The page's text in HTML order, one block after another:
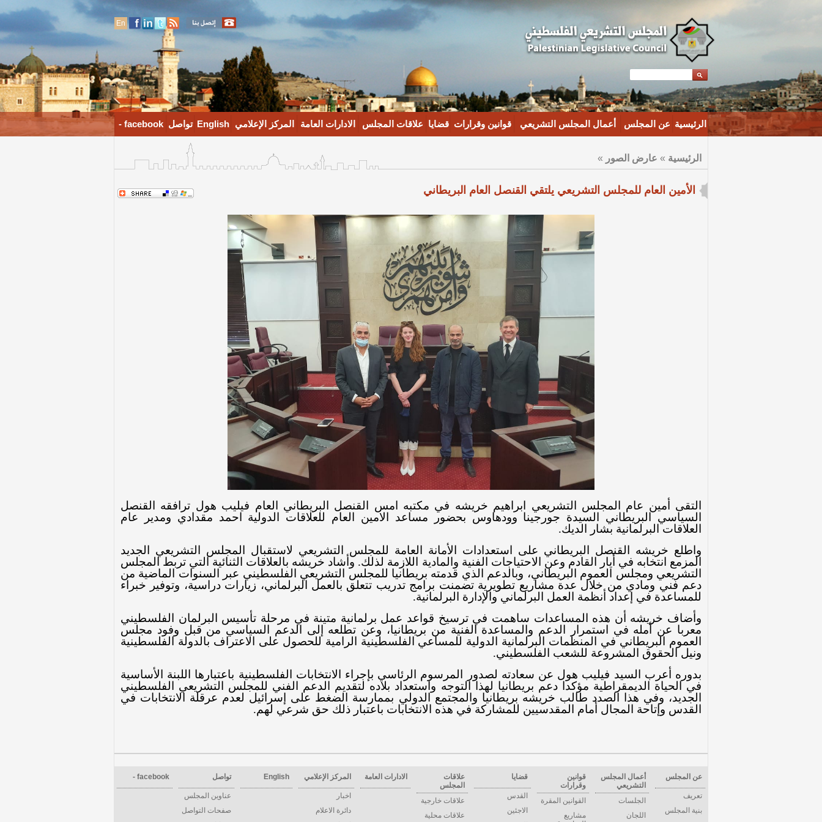
En
الرئيسية عن المجلس أعمال المجلس التشريعي قوانين وقرارات قضايا علاقات المجلس الادارات العامة المركز الإعلامي English تواصل facebook -
الرئيسية » عارض الصور »
الأمين العام للمجلس التشريعي يلتقي القنصل العام البريطاني
التقى أمين عام المجلس التشريعي ابراهيم خريشه في مكتبه امس القنصل البريطاني العام فيليب هول ترافقه القنصل
السياسي البريطاني السيدة جورجينا وودهاوس بحضور مساعد الامين العام للعلاقات الدولية احمد مقدادي ومدير عام
العلاقات البرلمانية بشار الديك.
واطلع خريشه القنصل البريطاني على استعدادات الأمانة العامة للمجلس التشريعي لاستقبال المجلس التشريعي الجديد
المزمع انتخابه في أيار القادم وعن الاحتياجات الفنية والمادية اللازمة لذلك. وأشاد خريشه بالعلاقات
الثنائية التي تربط
المجلس
التشريعي ومجلس العموم البريطاني، وبالدعم الذي قدمته بريطانيا للمجلس التشريعي الفلسطيني عبر السنوات الماضية من
دعم فني ومادي من خلال عدة مشاريع تطويرية تضمنت برامج تدريب تتعلق بالعمل البرلماني، زيارات دراسية، وتوفير خبراء
للمساعدة في إعداد أنظمة العمل البرلماني والإدارة البرلمانية.
وأضاف خريشه أن هذه المساعدات ساهمت في ترسيخ قواعد عمل برلمانية متينة في مرحلة تأسيس البرلمان الفلسطيني
معربا عن أمله في استمرار الدعم والمساعدة الفنية من بريطانيا، وعن تطلعه إلى الدعم السياسي من قبل وفود مجلس
العموم البريطاني في المنظمات البرلمانية الدولية للمساعي الفلسطينية الرامية للحصول على الاعتراف بالدولة الفلسطينية
ونيل الحقوق المشروعة للشعب الفلسطيني.
بدوره أعرب السيد فيليب هول عن سعادته لصدور المرسوم الرئاسي بإجراء الانتخابات الفلسطينية باعتبارها اللبنة الأساسية
في الحياة الديمقراطية مؤكدا دعم بريطانيا لهذا التوجه واستعداد بلاده لتقديم الدعم الفني للمجلس التشريعي الفلسطيني
الجديد، وفي هذا الصدد طالب خريشه بريطانيا والمجتمع الدولي بممارسة الضغط على إسرائيل لعدم عرقلة الانتخابات في
القدس وإتاحة المجال أمام المقدسيين للمشاركة في هذه الانتخابات باعتبار ذلك حق شرعي لهم.
عن المجلس
تعريف
بنية المجلس
أعمال المجلس
التشريعي
الجلسات
اللجان
قوانين
وقرارات
القوانين المقرة
مشاريع
قضايا
القدس
الاجئين
علاقات
المجلس
علاقات خارجية
علاقات محلية
الادارات العامة المركز الإعلامي
اخبار
دائرة الاعلام
English تواصل
عناوين المجلس
صفحات التواصل
facebook -